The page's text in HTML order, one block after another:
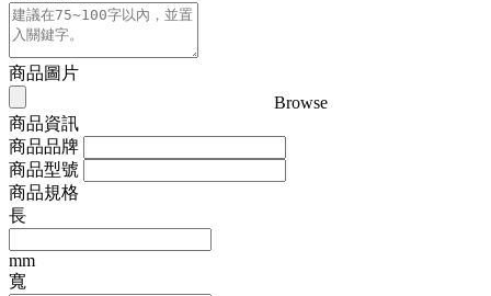
商品圖片
Browse
商品資訊
商品品牌
商品型號
商品規格
長
mm
寬